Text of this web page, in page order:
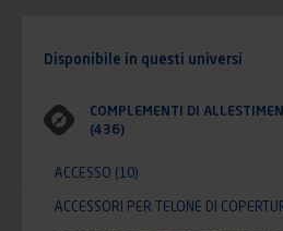
Disponibile in questi universi
COMPLEMENTI DI
(436)
ACCESSO (10)
ACCESSORI PER TELONE DI